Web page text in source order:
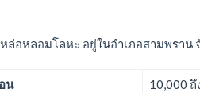
หล่อหลอมโลหะ อยู่ในอำเภอสามพราน
น 10,000 ถึ